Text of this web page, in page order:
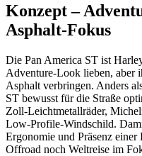
Konzept –
Asphalt-Fokus
Die Pan America ST ist
Adventure-Look lieben, aber
Asphalt verbringen. Anders
ST bewusst für die Straße
Zoll-Leichtmetallräder,
Low-Profile-Windschild.
Ergonomie und Präsenz einer
Offroad noch Weltreise im